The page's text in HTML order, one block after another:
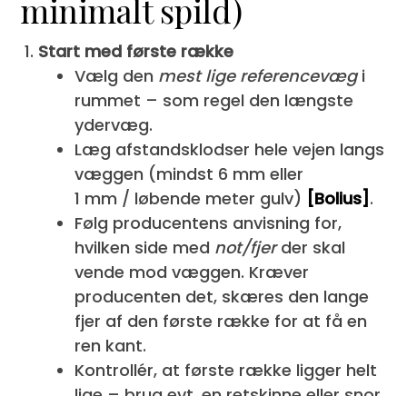
minimalt spild)
Start med første række
Vælg den mest lige referencevægi
rummet – som regel den længste
ydervæg.
Læg afstandsklodser hele vejen langs
væggen (mindst 6 mm eller
1 mm / løbende meter gulv) [Bolius] .
Følg producentens anvisning for,
hvilken side med not/fjerder skal
vende mod væggen. Kræver
producenten det, skæres den lange
fjer af den første række for at få en
ren kant.
Kontrollér, at første række ligger helt